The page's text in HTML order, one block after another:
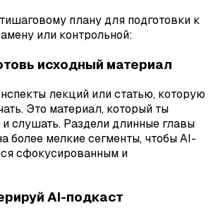
плану для подготовки к
или контрольной:
исходный материал
лекций или статью, которую
Это материал, который ты
слушать. Раздели длинные главы
более мелкие сегменты, чтобы AI-
сфокусированным и
AI-подкаст